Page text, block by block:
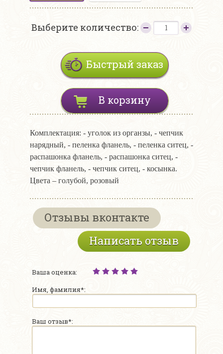
Выберите количество:
Быстрый заказ
В корзину
Комплектация: - уголок из органзы, - чепчик
нарядный, - пеленка фланель, - пеленка ситец, -
распашонка фланель, - распашонка ситец, -
чепчик фланель, - чепчик ситец, - косынка.
Цвета – голубой, розовый
Отзывы вконтакте
Написать отзыв
Ваша оценка:
Имя, фамилия*:
Ваш отзыв*: